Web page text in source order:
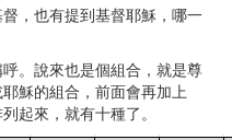
，也有提到基督耶穌，哪一
。說來也是個組合，就是尊
穌的組合，前面會再加上
起來，就有十種了。